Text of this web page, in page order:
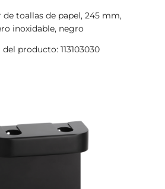
de toallas de papel, 245 mm,
inoxidable, negro
producto: 113103030